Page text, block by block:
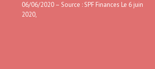
06/06/2020 – Source : SPF Finances Le 6 juin
2020,